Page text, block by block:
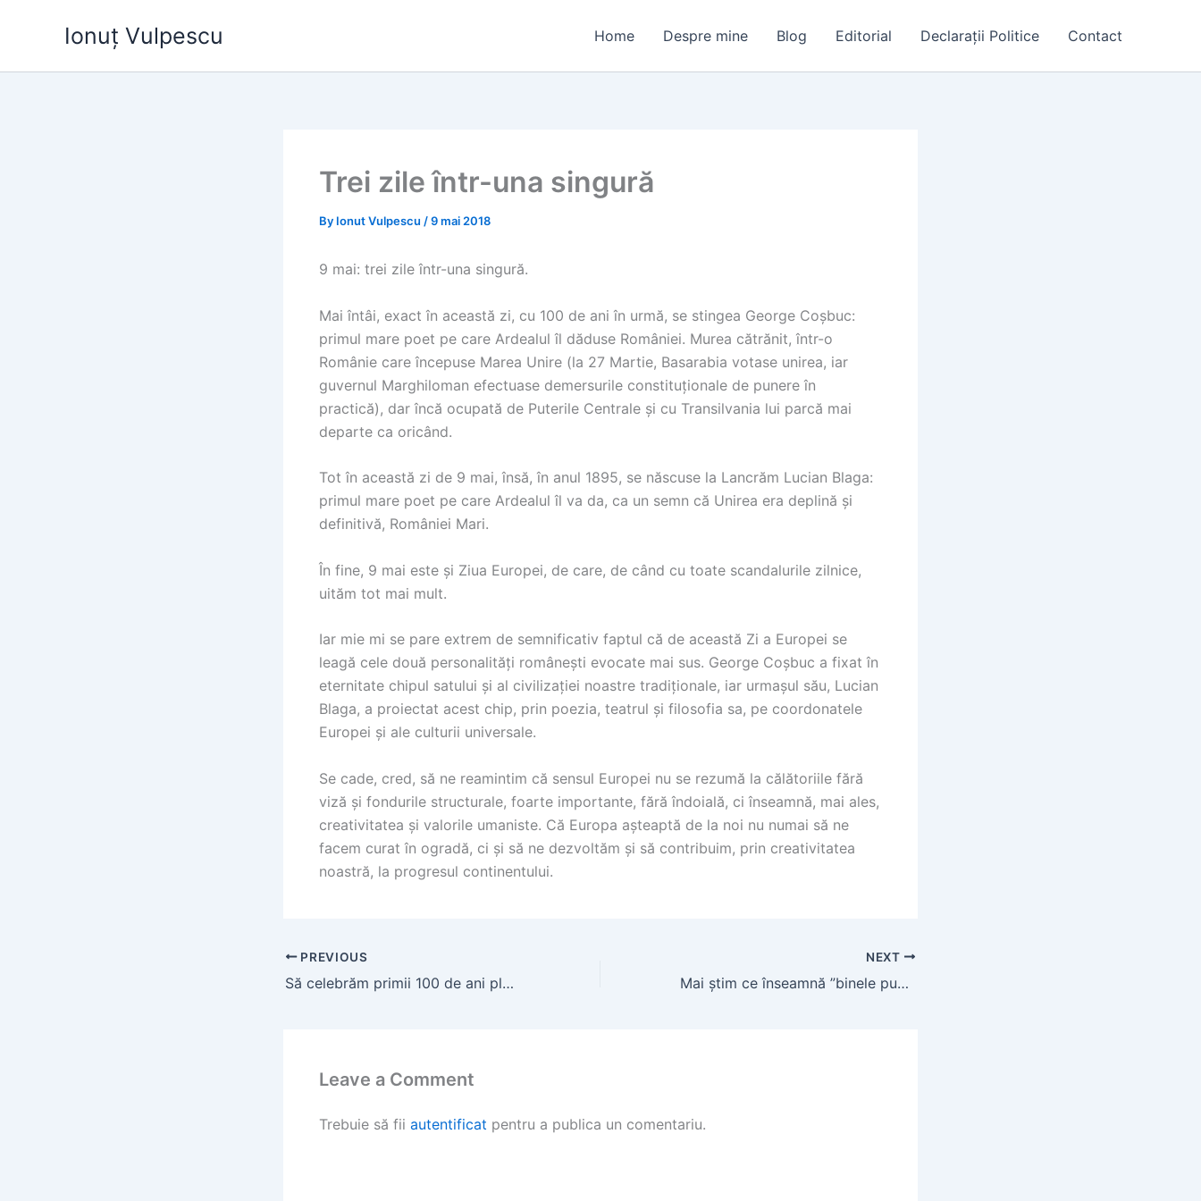
Ionuț Vulpescu Home Despre mine Blog Editorial Declarații Politice Contact
Trei zile într-una singură
By Ionut Vulpescu /9 mai 2018
9 mai: trei zile într-una singură.
Mai întâi, exact în această zi, cu 100 de ani în urmă, se stingea George Coșbuc:
primul mare poet pe care Ardealul îl dăduse României. Murea cătrănit, într-o
Românie care începuse Marea Unire (la 27 Martie, Basarabia votase unirea, iar
guvernul Marghiloman efectuase demersurile constituționale de punere în
practică), dar încă ocupată de Puterile Centrale și cu Transilvania lui parcă mai
departe ca oricând.
Tot în această zi de 9 mai, însă, în anul 1895, se născuse la Lancrăm Lucian Blaga:
primul mare poet pe care Ardealul îl va da, ca un semn că Unirea era deplină și
definitivă, României Mari.
În fine, 9 mai este și Ziua Europei, de care, de când cu toate scandalurile zilnice,
uităm tot mai mult.
Iar mie mi se pare extrem de semnificativ faptul că de această Zi a Europei se
leagă cele două personalități românești evocate mai sus. George Coșbuc a fixat în
eternitate chipul satului și al civilizației noastre tradiționale, iar urmașul său, Lucian
Blaga, a proiectat acest chip, prin poezia, teatrul și filosofia sa, pe coordonatele
Europei și ale culturii universale.
Se cade, cred, să ne reamintim că sensul Europei nu se rezumă la călătoriile fără
viză și fondurile structurale, foarte importante, fără îndoială, ci înseamnă, mai ales,
creativitatea și valorile umaniste. Că Europa așteaptă de la noi nu numai să ne
facem curat în ogradă, ci și să ne dezvoltăm și să contribuim, prin creativitatea
noastră, la progresul continentului.
PREVIOUS
Să celebrăm primii 100 de ani planificându-i pe următorii 100
NEXT
Mai știm ce înseamnă ”binele public”?
Leave a Comment
Trebuie să fii autentificat pentru a publica un comentariu.